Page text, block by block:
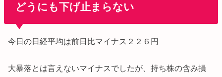
どうにも下げ止まらない
今日の日経平均は前日比マイナス２２６円
大暴落とは言えないマイナスでしたが、持ち株の含み損